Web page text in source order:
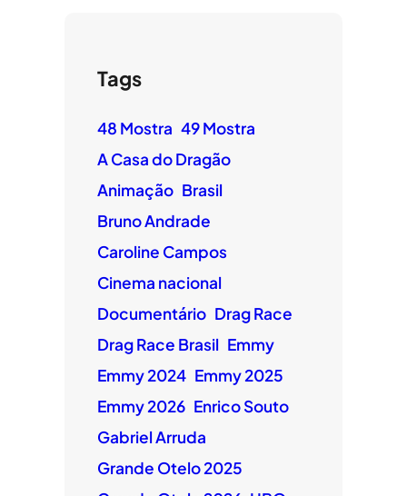
Tags
48 Mostra 49 Mostra
A Casa do Dragão
Animação Brasil
Bruno Andrade
Caroline Campos
Cinema nacional
Documentário Drag Race
Drag Race Brasil Emmy
Emmy 2024 Emmy 2025
Emmy 2026 Enrico Souto
Gabriel Arruda
Grande Otelo 2025